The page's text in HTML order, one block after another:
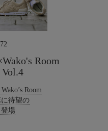
Room
Vol.4
Room
待望の
場